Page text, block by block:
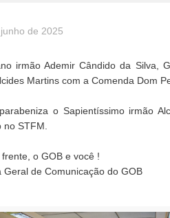
de 2025
irmão Ademir Cândido da Silva,
Martins com a Comenda Dom
o Sapientíssimo irmão
no STFM.
o GOB e você !
Geral de Comunicação do GOB